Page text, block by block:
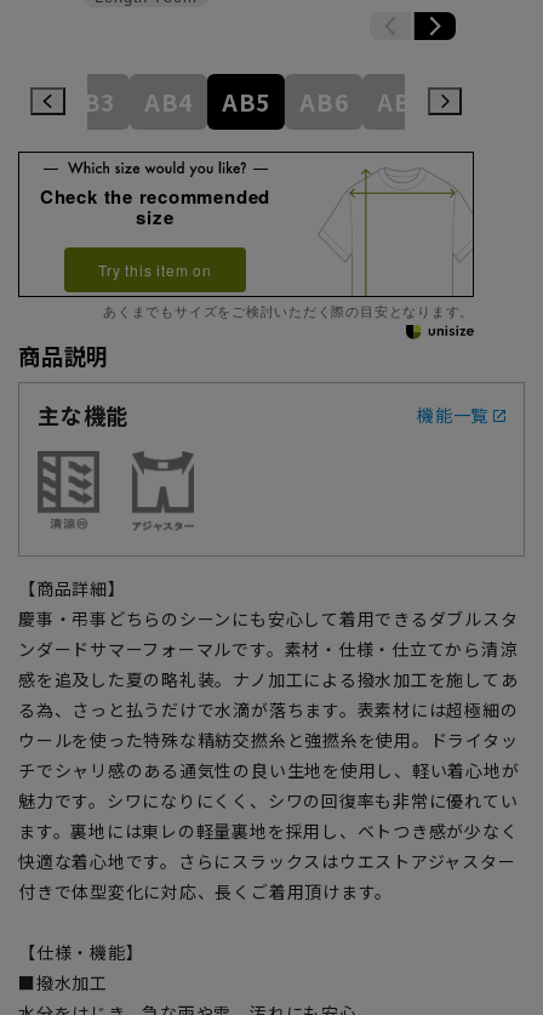
A8 AB3 AB4 AB5 AB6 AB7 AB8
Check the recommended
size
Try this item on
あくまでもサイズをご検討いただく際の目安となります。
商品説明
主な機能
機能一覧
【商品詳細】
慶事・弔事どちらのシーンにも安心して着用できるダブルスタ
ンダードサマーフォーマルです。素材・仕様・仕立てから清涼
感を追及した夏の略礼装。ナノ加工による撥水加工を施してあ
る為、さっと払うだけで水滴が落ちます。表素材には超極細の
ウールを使った特殊な精紡交撚糸と強撚糸を使用。ドライタッ
チでシャリ感のある通気性の良い生地を使用し、軽い着心地が
魅力です。シワになりにくく、シワの回復率も非常に優れてい
ます。裏地には東レの軽量裏地を採用し、ベトつき感が少なく
快適な着心地です。さらにスラックスはウエストアジャスター
付きで体型変化に対応、長くご着用頂けます。
【仕様・機能】
■撥水加工